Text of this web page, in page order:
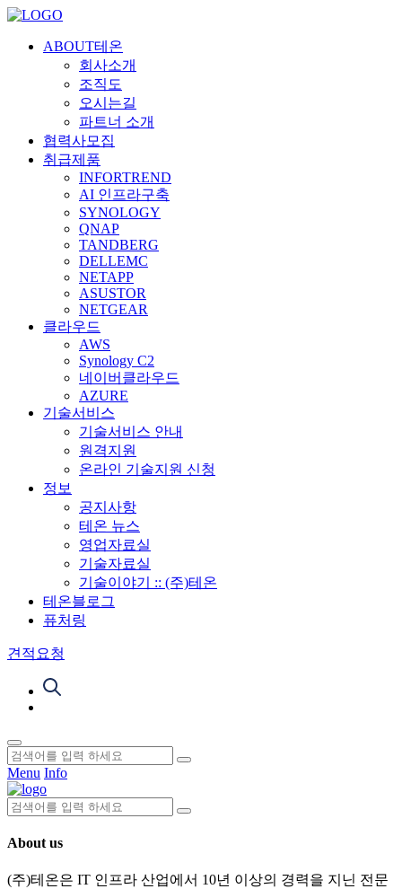
ABOUT테온
회사소개
조직도
오시는길
파트너 소개
협력사모집
취급제품
INFORTREND
AI 인프라구축
SYNOLOGY
QNAP
TANDBERG
DELLEMC
NETAPP
ASUSTOR
NETGEAR
클라우드
AWS
Synology C2
네이버클라우드
AZURE
기술서비스
기술서비스 안내
원격지원
온라인 기술지원 신청
정보
공지사항
테온 뉴스
영업자료실
기술자료실
기술이야기 :: (주)테온
테온블로그
퓨처링
견적요청
Menu Info
About us
(주)테온은 IT 인프라 산업에서 10년 이상의 경력을 지닌 전문